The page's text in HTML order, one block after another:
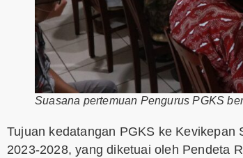
Suasana pertemuan Pengurus PGKS
Tujuan kedatangan PGKS ke
2023-2028, yang diketuai oleh Pendeta